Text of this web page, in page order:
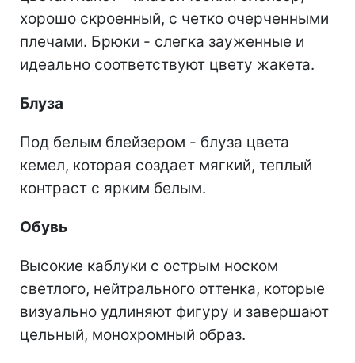
хорошо скроенный, с четко очерченными
плечами. Брюки - слегка зауженные и
идеально соответствуют цвету жакета.
Блуза
Под белым блейзером - блуза цвета
кемел, которая создает мягкий, теплый
контраст с ярким белым.
Обувь
Высокие каблуки с острым носком
светлого, нейтрального оттенка, которые
визуально удлиняют фигуру и завершают
цельный, монохромный образ.